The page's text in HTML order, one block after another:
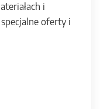
i
oferty i